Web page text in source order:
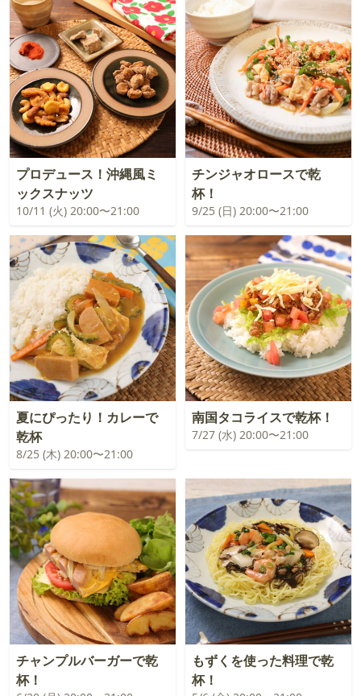
プロデュース！沖縄風ミ
ックスナッツ
10/11 (火) 20:00〜21:00
チンジャオロースで乾
杯！
9/25 (日) 20:00〜21:00
夏にぴったり！カレーで
乾杯
8/25 (木) 20:00〜21:00
南国タコライスで乾杯！
7/27 (水) 20:00〜21:00
チャンプルバーガーで乾
杯！
もずくを使った料理で乾
杯！